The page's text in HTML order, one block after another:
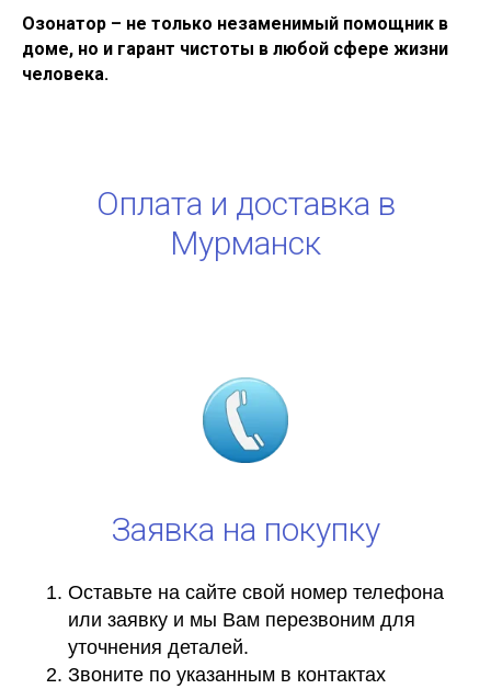
Озонатор – не только незаменимый помощник в
доме, но и гарант чистоты в любой сфере жизни
человека.
Оплата и доставка в
Мурманск
Заявка на покупку
Оставьте на сайте свой номер телефона
или заявку и мы Вам перезвоним для
уточнения деталей.
Звоните по указанным в контактах